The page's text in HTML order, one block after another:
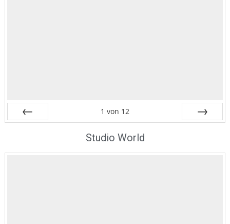
1 von 12
Studio World